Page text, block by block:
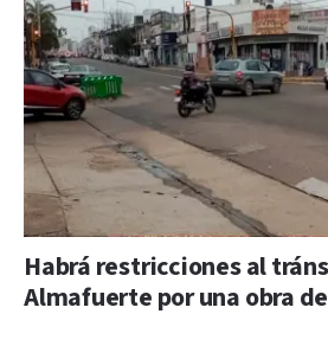
Habrá restricciones al
Almafuerte por una obra